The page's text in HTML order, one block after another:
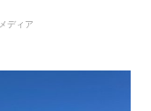
メディア